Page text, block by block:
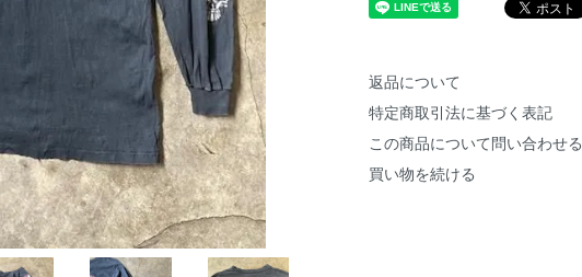
返品について
特定商取引法に基づく表記
この商品について問い合わせる
買い物を続ける